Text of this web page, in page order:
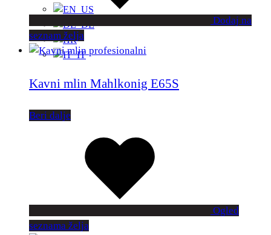
Dodaj na
seznam želja
Kavni mlin Mahlkonig E65S
Beri dalje
Ogled
seznama želja